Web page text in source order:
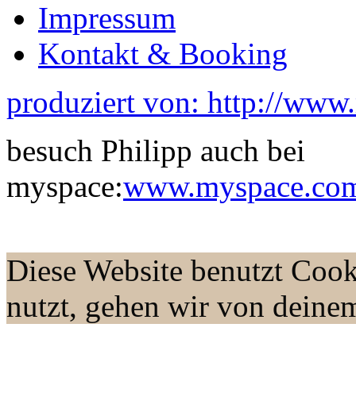
Impressum
Kontakt & Booking
produziert von: http://
besuch Philipp auch bei
myspace:
Diese Website benutzt
nutzt, gehen wir von